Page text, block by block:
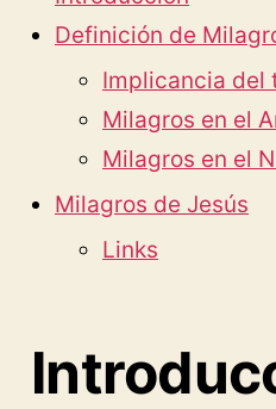
Definición de
Implicancia del
Milagros en el
Milagros en el
Milagros de Jesús
Links